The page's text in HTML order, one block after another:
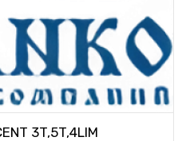
3T,5T,4LIM